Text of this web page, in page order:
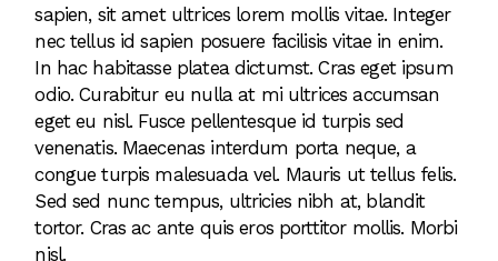
sapien, sit amet ultrices lorem mollis vitae. Integer
nec tellus id sapien posuere facilisis vitae in enim.
In hac habitasse platea dictumst. Cras eget ipsum
odio. Curabitur eu nulla at mi ultrices accumsan
eget eu nisl. Fusce pellentesque id turpis sed
venenatis. Maecenas interdum porta neque, a
congue turpis malesuada vel. Mauris ut tellus felis.
Sed sed nunc tempus, ultricies nibh at, blandit
tortor. Cras ac ante quis eros porttitor mollis. Morbi
nisl.